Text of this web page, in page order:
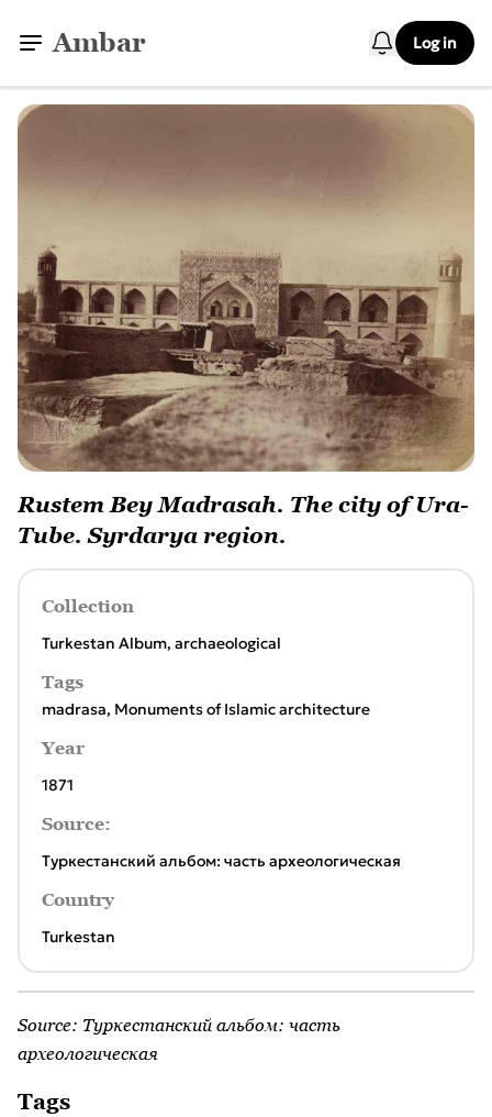
Ambar Log in
Rustem Bey Madrasah. The city of Ura-
Tube. Syrdarya region.
Collection
Turkestan Album, archaeological
Tags
madrasa, Monuments of Islamic architecture
Year
1871
Source:
Туркестанский альбом: часть археологическая
Country
Turkestan
Source: Туркестанский альбом: часть
археологическая
Tags